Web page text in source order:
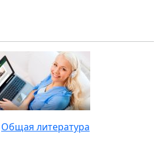
Общая литература